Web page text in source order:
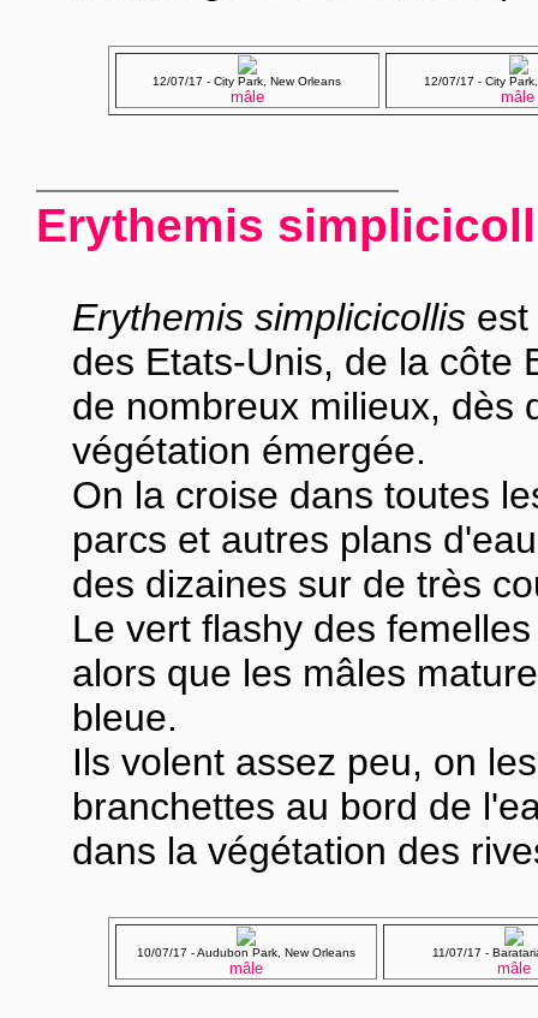
12/07/17 - City Park, New Orleans
mâle
12/07/17 - City
mâle
Erythemis
Erythemis simplicicollis
des Etats-Unis, de la côte
de nombreux milieux, dès
végétation émergée.
On la croise dans toutes
parcs et autres plans
des dizaines sur de très
Le vert flashy des
alors que les mâles
bleue.
Ils volent assez peu, on
branchettes au bord de
dans la végétation des
10/07/17 - Audubon Park, New Orleans
mâle
11/07/17 -
mâle